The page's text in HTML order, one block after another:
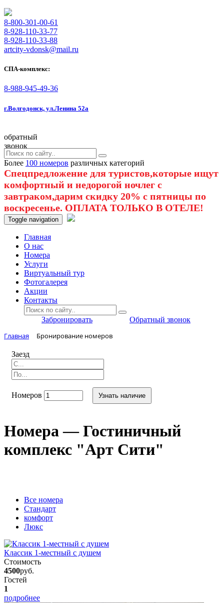
8-800-301-00-61
8-928-110-33-77
8-928-110-33-88
artcity-vdonsk@mail.ru
СПА-комплекс:
8-988-945-49-36
г.Волгодонск, ул.Ленина 52а
обратный
звонок
Более 100 номеров различных категорий
Спецпредложение для туристов,которые ищут
комфортный и недорогой ночлег с
завтраком,дарим скидку 20% с пятницы по
воскресенье. ОПЛАТА ТОЛЬКО В ОТЕЛЕ!
Toggle navigation
Главная
O нас
Номера
Услуги
Виртуальный тур
Фотогалерея
Акции
Контакты
Забронировать Обратный звонок
Главная Бронирование номеров
Заезд
Номеров Узнать наличие
Номера — Гостиничный
комплекс "Арт Сити"
Вcе номера
Стандарт
комфорт
Люкс
Классик 1-местный с душем
Стоимость
4500руб.
Гостей
1
подробнее